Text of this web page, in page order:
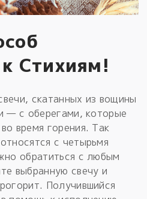
Стихиям!
скатанных из вощины
— с оберегами, которые
время горения. Так
с четырьмя
обратиться с любым
выбранную свечу и
Получившийся